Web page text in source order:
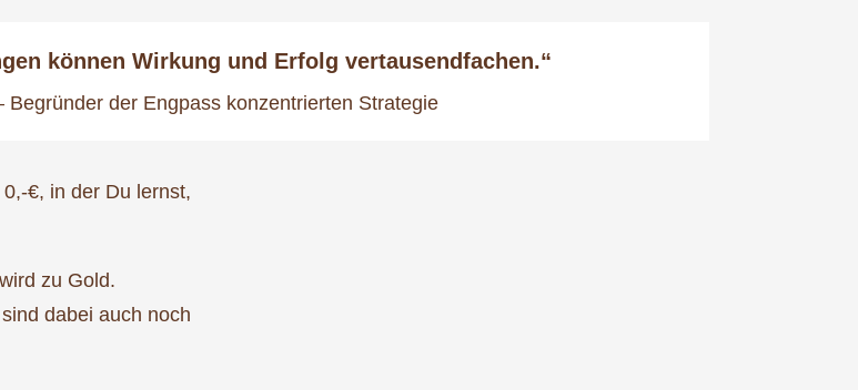
können Wirkung und Erfolg vertausendfachen.“
Begründer der Engpass konzentrierten Strategie
€, in der Du lernst,
zu Gold.
dabei auch noch